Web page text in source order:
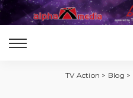
TV Action > Blog >